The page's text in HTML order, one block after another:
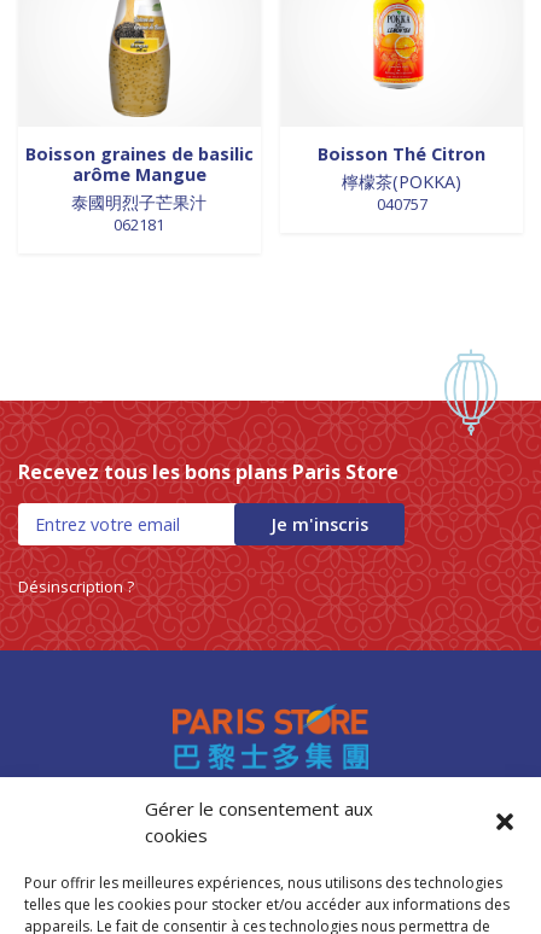
Gérer le consentement aux
cookies
Pour offrir les meilleures expériences, nous utilisons des technologies
telles que les cookies pour stocker et/ou accéder aux informations des
appareils. Le fait de consentir à ces technologies nous permettra de
Boisson graines de basilic
arôme Mangue
泰國明烈子芒果汁
062181
Boisson Thé Citron
檸檬茶(POKKA)
040757
Recevez tous les bons plans Paris Store
Je m'inscris
Désinscription ?
Accès professionnels
FAQ
Mentions légales